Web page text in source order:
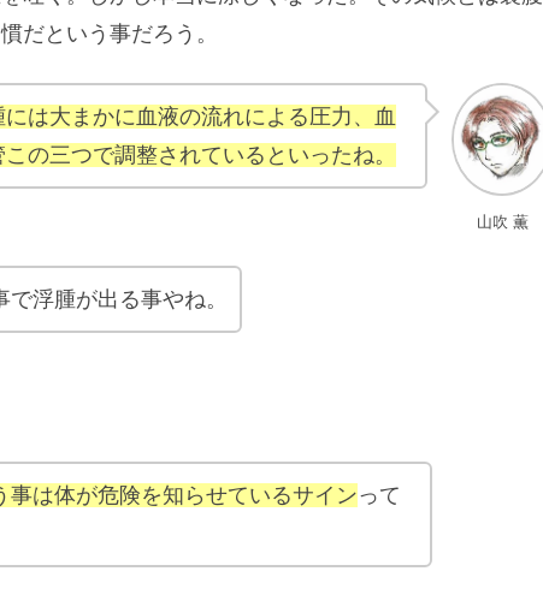
だという事だろう。
山吹 薫
には大まかに血液の流れによる圧力、血
の三つで調整されているといったね。
浮腫が出る事やね。
事は体が危険を知らせているサインって